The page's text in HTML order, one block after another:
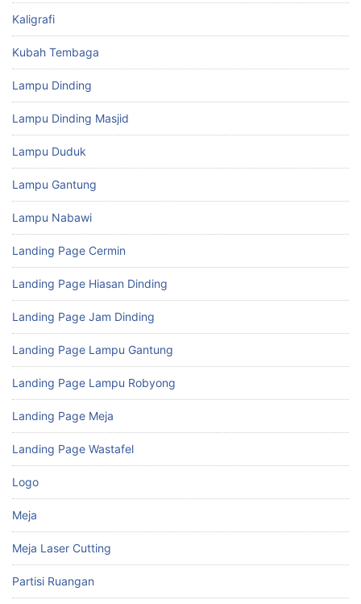
Kaligrafi
Kubah Tembaga
Lampu Dinding
Lampu Dinding Masjid
Lampu Duduk
Lampu Gantung
Lampu Nabawi
Landing Page Cermin
Landing Page Hiasan Dinding
Landing Page Jam Dinding
Landing Page Lampu Gantung
Landing Page Lampu Robyong
Landing Page Meja
Landing Page Wastafel
Logo
Meja
Meja Laser Cutting
Partisi Ruangan